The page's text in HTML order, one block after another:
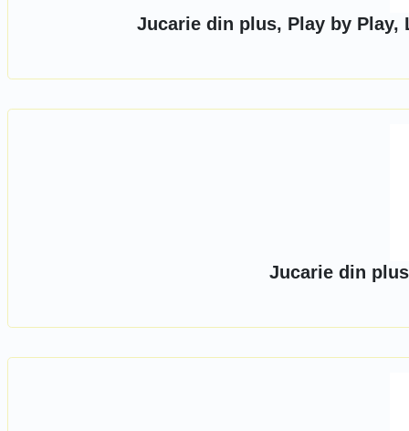
Jucarie din plus, Play by Play,
Jucarie din